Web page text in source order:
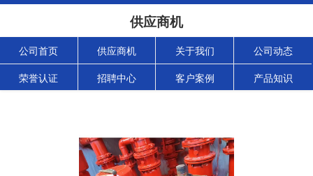
供应商机
公司首页 供应商机 关于我们 公司动态
荣誉认证 招聘中心 客户案例 产品知识